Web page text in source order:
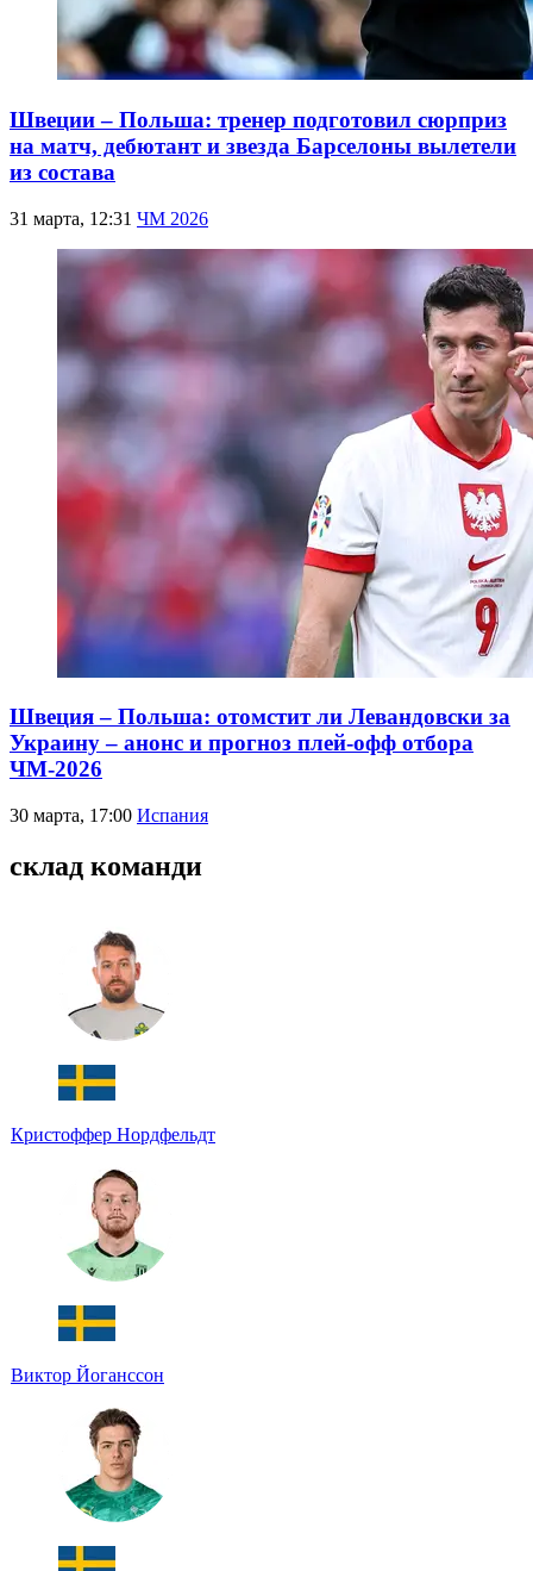
Швеции – Польша: тренер подготовил сюрприз
на матч, дебютант и звезда Барселоны вылетели
из состава
31 марта, 12:31 ЧМ 2026
Швеция – Польша: отомстит ли Левандовски за
Украину – анонс и прогноз плей-офф отбора
ЧМ-2026
30 марта, 17:00 Испания
склад команди
Кристоффер Нордфельдт
Виктор Йоганссон